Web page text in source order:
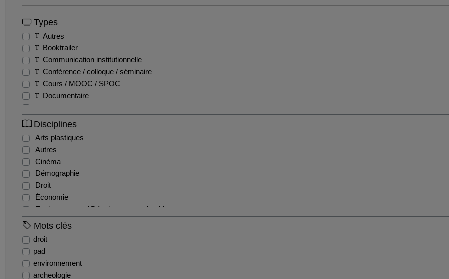
Types
Autres
Booktrailer
Communication institutionnelle
Conférence / colloque / séminaire
Cours / MOOC / SPOC
Documentaire
Emission
Entretien / Témoignage / Retour d'expérience
Fiction
Film pédagogique
Reportage
Disciplines
Arts plastiques
Autres
Cinéma
Démographie
Droit
Économie
Environnement / Développement durable
EPS
Histoire
Mots clés
droit
pad
environnement
archeologie